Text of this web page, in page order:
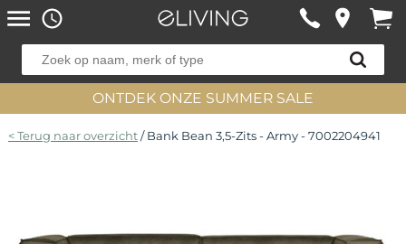
ONTDEK ONZE SUMMER SALE
< Terug naar overzicht/ Bank Bean 3,5-Zits - Army - 7002204941